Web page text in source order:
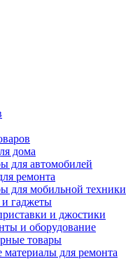
дома
для автомобилей
ремонта
для мобильной техники
гаджеты
и джостики
и оборудование
товары
материалы для ремонта